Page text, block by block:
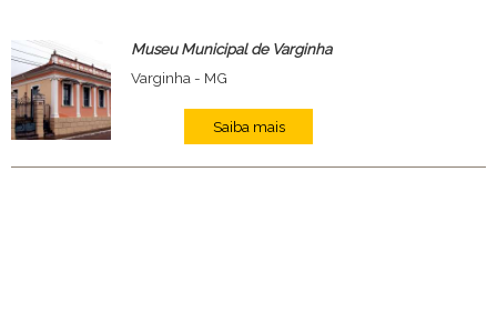
Museu Municipal de Varginha
Varginha - MG
Saiba mais